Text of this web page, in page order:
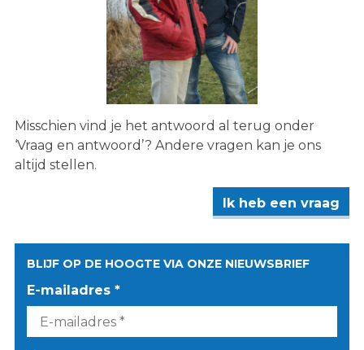
Misschien vind je het antwoord al terug onder
‘Vraag en antwoord’? Andere vragen kan je ons
altijd stellen.
Ik heb een vraag
BLIJF OP DE HOOGTE VIA ONZE NIEUWSBRIEF
E-mailadres *